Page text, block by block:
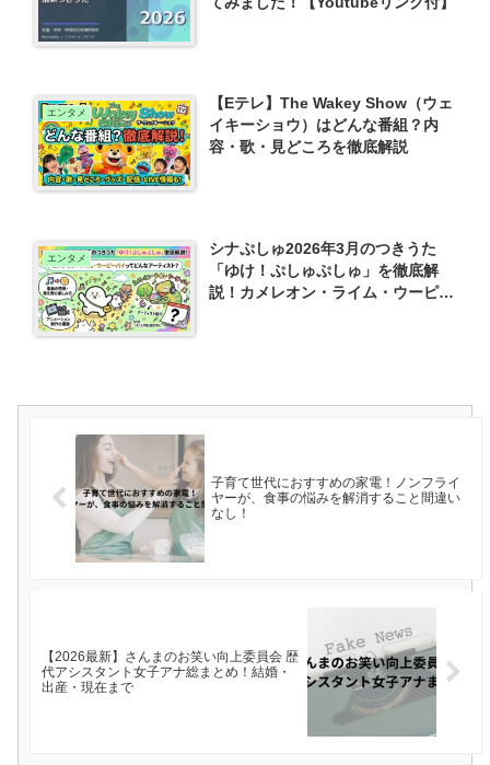
エンタメ
【Eテレ】The Wakey Show（ウェ
イキーショウ）はどんな番組？内
容・歌・見どころを徹底解説
エンタメ
シナぷしゅ2026年3月のつきうた
「ゆけ！ぷしゅぷしゅ」を徹底解
説！カメレオン・ライム・ウーピー
子育て世代におすすめの家電！ノンフライ
ヤーが、食事の悩みを解消すること間違い
なし！
【2026最新】さんまのお笑い向上委員会 歴
代アシスタント女子アナ総まとめ！結婚・
出産・現在まで